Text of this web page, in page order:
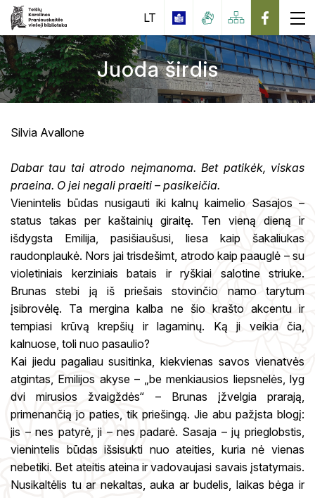
Apie biblioteką
Inovacijų ir mokymo centras
Viešoji interneto prieiga
Knygomatas
Tarpbibliotekinis abonementas (TBA)
Elektroninių Leidinių Valdymo Informacinė
Sistema (ELVIS)
Duomenų bazės
Naujos knygos
Periodika
Edukacijos suaugusiems
Edukacijos vaikams ir jaunimui
Kultūros paso edukacijos moksleiviams
Karolina Praniauskaitė
Datų kalendorius
Virtualios parodos
Rekomenduojama literatūra moksleiviams
Edukacijos
Skaitymo akcijos, konkursai
LT
Juoda širdis
Silvia Avallone
Dabar tau tai atrodo neįmanoma. Bet patikėk, viskas
praeina. O jei negali praeiti – pasikeičia.
Vienintelis būdas nusigauti iki kalnų kaimelio Sasajos –
status takas per kaštainių giraitę. Ten vieną dieną ir
išdygsta Emilija, pasišiaušusi, liesa kaip šakaliukas
raudonplaukė. Nors jai trisdešimt, atrodo kaip paauglė – su
violetiniais kerziniais batais ir ryškiai salotine striuke.
Brunas stebi ją iš priešais stovinčio namo tarytum
įsibrovėlę. Ta mergina kalba ne šio krašto akcentu ir
tempiasi krūvą krepšių ir lagaminų. Ką ji veikia čia,
kalnuose, toli nuo pasaulio?
Kai jiedu pagaliau susitinka, kiekvienas savos vienatvės
atgintas, Emilijos akyse – „be menkiausios liepsnelės, lyg
dvi mirusios žvaigždės“ – Brunas įžvelgia prarają,
primenančią jo paties, tik priešingą. Jie abu pažįsta blogį:
jis – nes patyrė, ji – nes padarė. Sasaja – jų prieglobstis,
vienintelis būdas išsisukti nuo ateities, kuria nė vienas
nebetiki. Bet ateitis ateina ir vadovaujasi savais įstatymais.
Nusikaltėlis tu ar nekaltas, auka ar budelis, laikas bėga ir